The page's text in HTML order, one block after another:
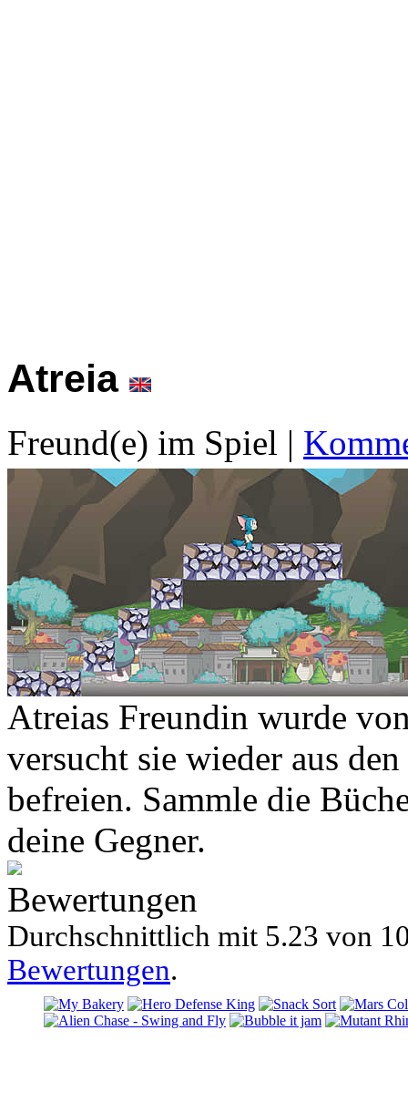
Atreia
Freund(e) im Spiel |
Atreias Freundin wurde
versucht sie wieder aus
befreien. Sammle die
deine Gegner.
Bewertungen
Durchschnittlich mit 5.23 von
Bewertungen.